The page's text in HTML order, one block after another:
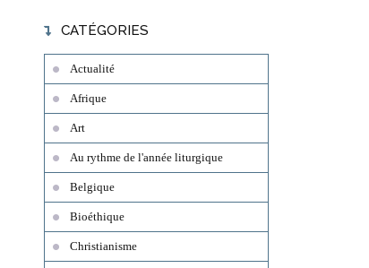
CATÉGORIES
Actualité
Afrique
Art
Au rythme de l'année liturgique
Belgique
Bioéthique
Christianisme